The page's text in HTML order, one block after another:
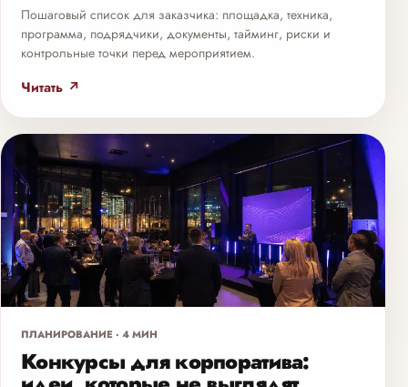
Пошаговый список для заказчика: площадка, техника,
программа, подрядчики, документы, тайминг, риски и
контрольные точки перед мероприятием.
Читать ↗
ПЛАНИРОВАНИЕ · 4 МИН
Конкурсы для корпоратива: